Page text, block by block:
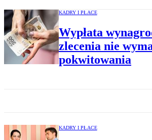
KADRY I PŁACE
Wypłata
zlecenia nie
pokwitowania
KADRY I PŁACE